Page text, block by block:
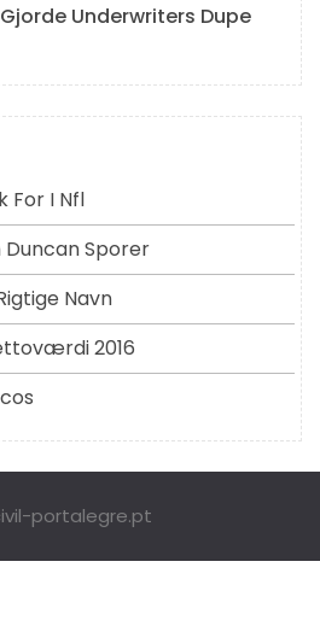
Underwriters Dupe
For I Nfl
Duncan Sporer
Navn
2016
portalegre.pt